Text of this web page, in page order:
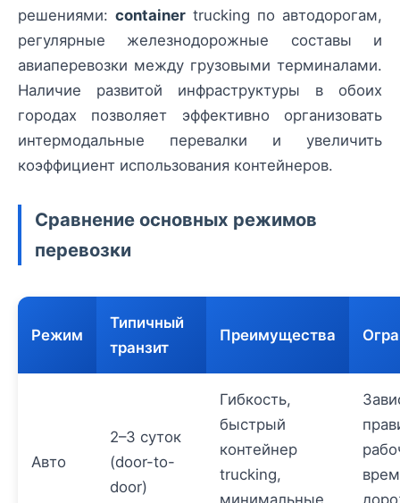
решениями: container trucking по автодорогам,
регулярные железнодорожные составы и
авиаперевозки между грузовыми терминалами.
Наличие развитой инфраструктуры в обоих
городах позволяет эффективно организовать
интермодальные перевалки и увеличить
коэффициент использования контейнеров.
Сравнение основных режимов
перевозки
Режим
Типичный
транзит
Преимущества
Авто
2–3 суток
(door-to-
door)
Гибкость,
быстрый
контейнер
trucking,